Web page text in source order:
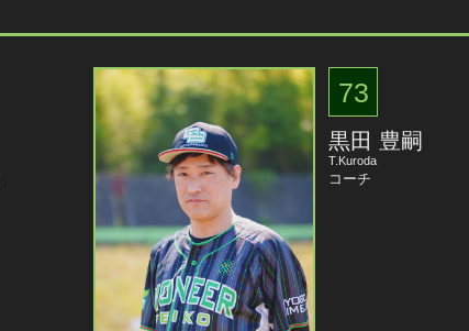
73
黒田 豊嗣
T.Kuroda
コーチ